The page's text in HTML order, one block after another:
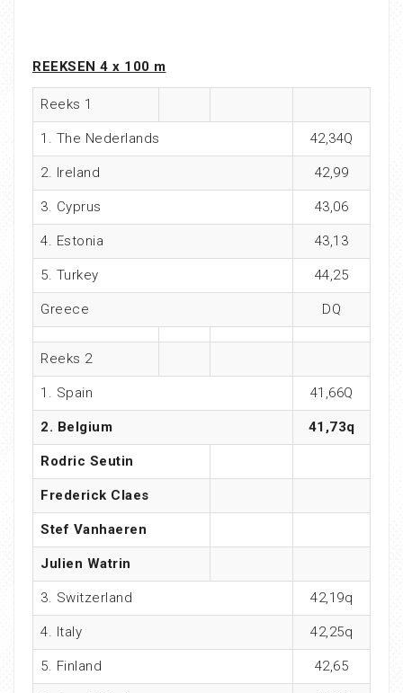
REEKSEN 4 x 100 m
Reeks 1
1. The Nederlands 42,34Q
2. Ireland 42,99
3. Cyprus 43,06
4. Estonia 43,13
5. Turkey 44,25
Greece DQ
Reeks 2
1. Spain 41,66Q
2. Belgium 41,73q
Rodric Seutin
Frederick Claes
Stef Vanhaeren
Julien Watrin
3. Switzerland 42,19q
4. Italy 42,25q
5. Finland 42,65